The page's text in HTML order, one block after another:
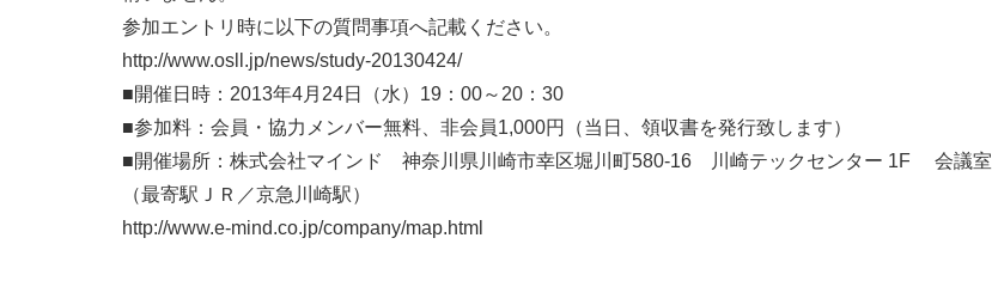
参加エントリ時に以下の質問事項へ記載ください。
http://www.osll.jp/news/study-20130424/
■開催日時：2013年4月24日（水）19：00～20：30
■参加料：会員・協力メンバー無料、非会員1,000円（当日、領収書を発行致します）
■開催場所：株式会社マインド 神奈川県川崎市幸区堀川町580-16 川崎テックセンター 1F 会議室
（最寄駅ＪＲ／京急川崎駅）
http://www.e-mind.co.jp/company/map.html